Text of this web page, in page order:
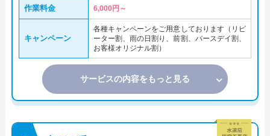
作業料金 6,000円～
キャンペーン
各種キャンペーンをご用意しております（リピ
ーター割、雨の日割り、前割、バースデイ割、
お客様オリジナル割）
サービスの内容をもっと見る